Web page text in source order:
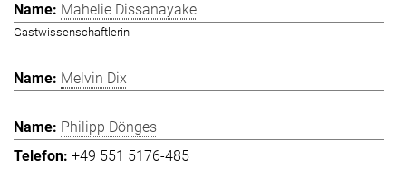
Mahelie Dissanayake
Gastwissenschaftlerin
Melvin Dix
Philipp Dönges
+49 551 5176-485